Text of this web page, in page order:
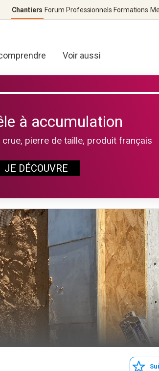
Chantiers Forum Professionnels Formations
Voir aussi
à accumulation
crue, pierre de taille, produit français
JE DÉCOUVRE